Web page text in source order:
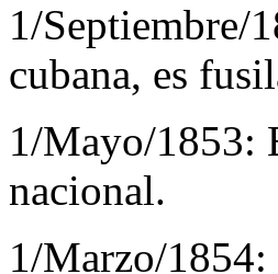
1/Septiembre/
cubana, es
1/Mayo/1853:
nacional.
1/Marzo/1854: